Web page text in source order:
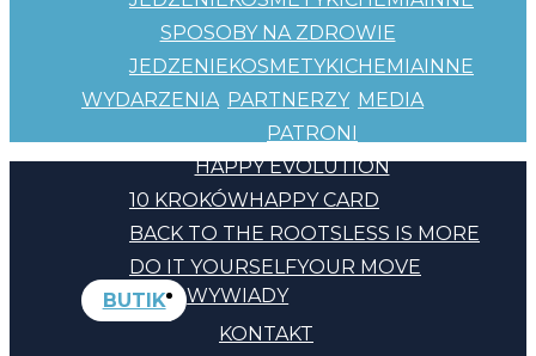
SPOSOBY NA ZDROWIE
JEDZENIEKOSMETYKICHEMIAINNE
WYDARZENIA PARTNERZY
PATRONI
MEDIA
HAPPY EVOLUTION
10 KROKÓWHAPPY CARD
BACK TO THE ROOTSLESS IS MORE
DO IT YOURSELFYOUR MOVE
BUTIK
KONTAKT
WYWIADY